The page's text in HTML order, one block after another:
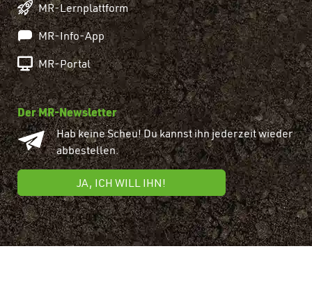
MR-Lernplattform
MR-Info-App
MR-Portal
Der MR-Newsletter
Hab keine Scheu! Du kannst ihn jederzeit wieder
abbestellen.
JA, ICH WILL IHN!